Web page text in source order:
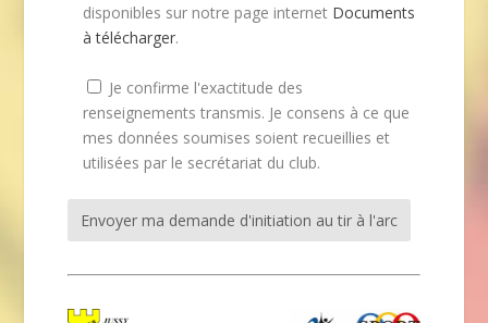
disponibles sur notre page internet Documents
à télécharger.
Je confirme l'exactitude des
renseignements transmis. Je consens à ce que
mes données soumises soient recueillies et
utilisées par le secrétariat du club.